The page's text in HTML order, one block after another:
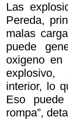
Las
Pereda,
malas
puede
oxigeno en
interior, lo
Eso
rompa”,